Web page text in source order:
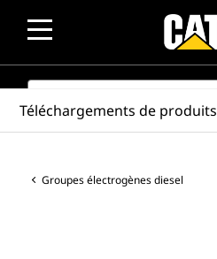
SEARCH
Groupes électrogènes diesel
Téléchargements de produits